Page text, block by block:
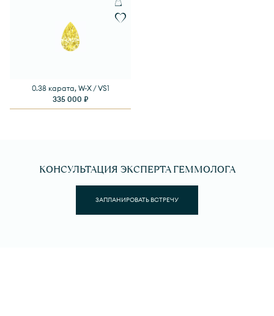
0.38 карата, W-X / VS1
335 000 ₽
КОНСУЛЬТАЦИЯ ЭКСПЕРТА ГЕММОЛОГА
ЗАПЛАНИРОВАТЬ ВСТРЕЧУ